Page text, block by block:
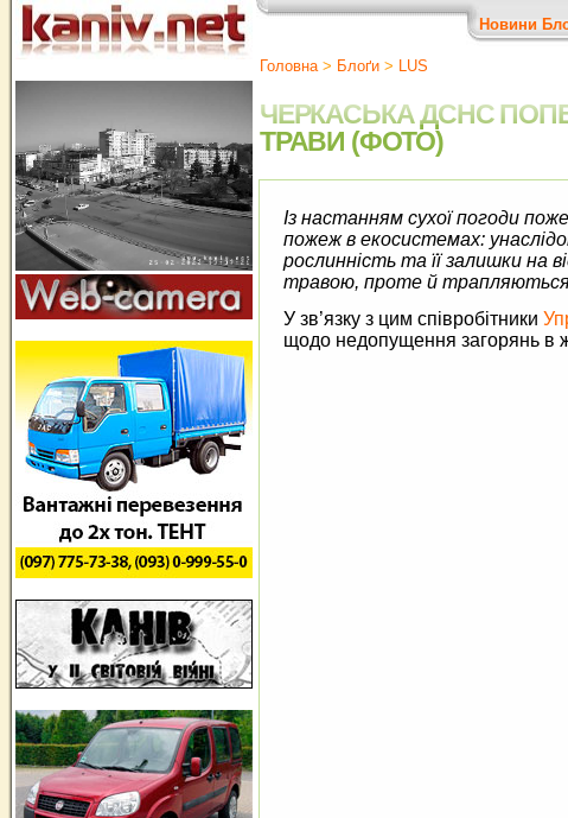
Новини
Головна> Блоґи > LUS
ЧЕРКАСЬКА ДСНС
ТРАВИ (ФОТО)
Із настанням сухої погоди
пожеж в екосистемах:
рослинність та її залишки на
травою, проте й трапляються
У зв’язку з цим співробітники
щодо недопущення загорянь в